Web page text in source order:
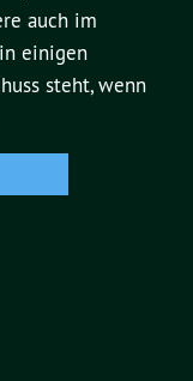
auch im
einigen
steht, wenn